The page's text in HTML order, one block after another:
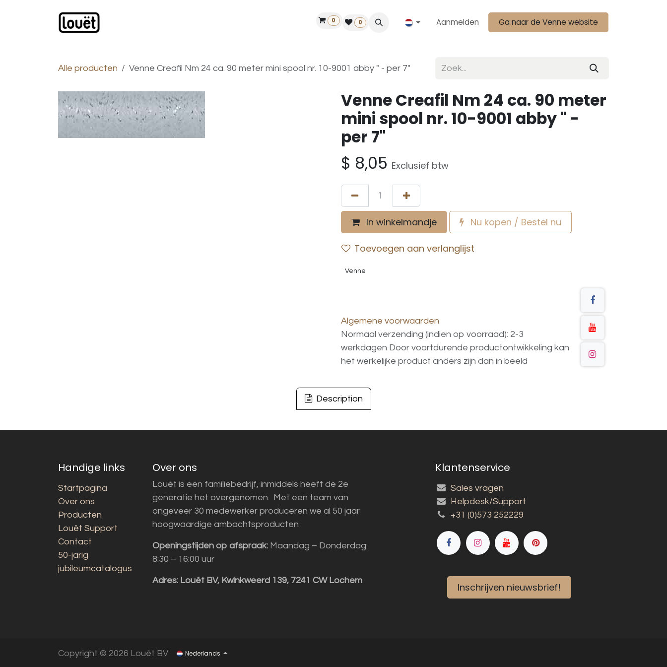
Vind een dealer
0 0 Aanmelden Ga naar de Venne website
Alle producten Venne Creafil Nm 24 ca. 90 meter mini spool nr. 10-9001 abby " - per 7"
Venne Creafil Nm 24 ca. 90 meter
mini spool nr. 10-9001 abby " -
per 7"
$ 8,05 Exclusief btw
In winkelmandje Nu kopen / Bestel nu
Toevoegen aan verlanglijst
Venne
Algemene voorwaarden
Normaal verzending (indien op voorraad): 2-3
werkdagen Door voortdurende productontwikkeling kan
het werkelijke product anders zijn dan in beeld
Description
Handige links
Startpagina
Over ons
Producten
Louët Support
Contact
50-jarig
jubileumcatalogus
Over ons
Louët is een familiebedrijf, inmiddels heeft de 2e
generatie het overgenomen. Met een team van
ongeveer 30 medewerker produceren we al 50 jaar
hoogwaardige ambachtsproducten
Openingstijden op afspraak: Maandag – Donderdag:
8:30 – 16:00 uur
Adres: Louët BV, Kwinkweerd 139, 7241 CW Lochem
Klantenservice
Sales vragen
Helpdesk/Support
+31 (0)573 252229
Inschrijven nieuwsbrief!
Copyright © 2026 Louët BV Nederlands